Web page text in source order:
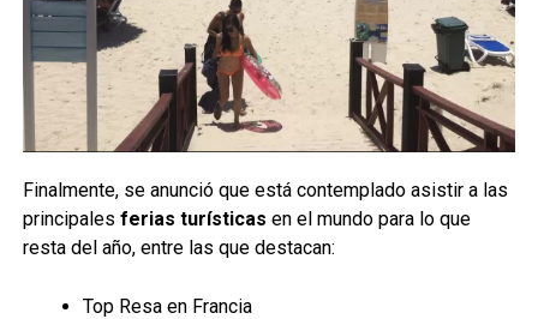
Finalmente, se anunció que está contemplado asistir a las
principales ferias turísticas en el mundo para lo que
resta del año, entre las que destacan:
Top Resa en Francia